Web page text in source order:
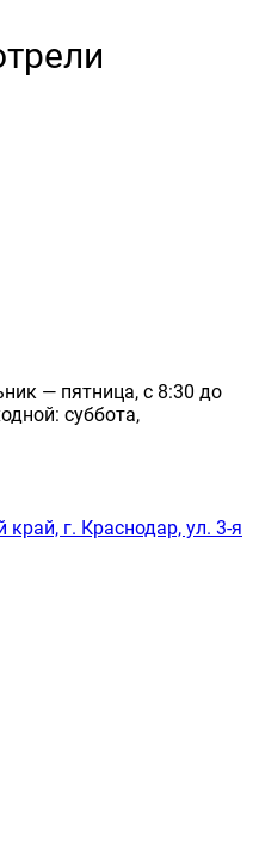
— пятница, с 8:30 до
суббота,
край, г. Краснодар, ул. 3-я